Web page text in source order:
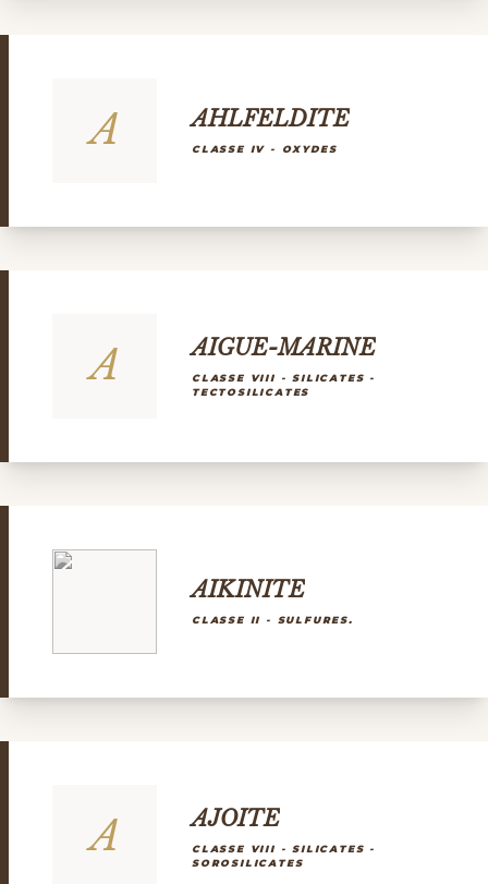
A AHLFELDITE
CLASSE IV - OXYDES
A AIGUE-MARINE
CLASSE VIII - SILICATES -
TECTOSILICATES
AIKINITE
CLASSE II - SULFURES.
A AJOITE
CLASSE VIII - SILICATES -
SOROSILICATES